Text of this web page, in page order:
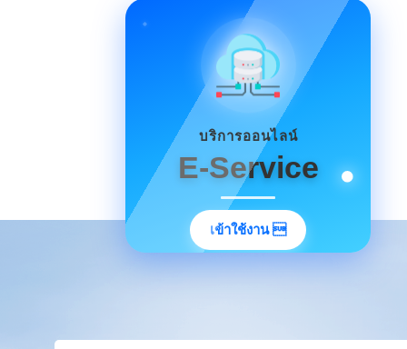
บริการออนไลน์
E-Service
เข้าใช้งาน 